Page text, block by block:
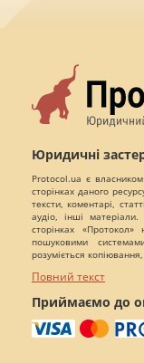
Юридичні
Protocol.ua є
сторінках даного
тексти, коментарі,
аудіо, інші
сторінках «Протокол»
пошуковими
розуміється
Повний текст
Приймаємо до